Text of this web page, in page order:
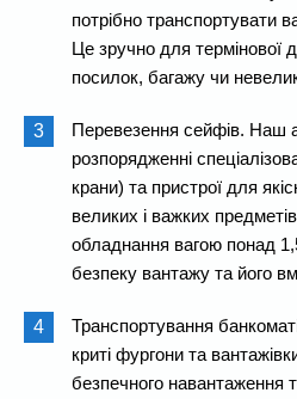
потрібно транспортувати
Це зручно для термінової
посилок, багажу чи
Перевезення сейфів. Наш
розпорядженні
крани) та пристрої для
великих і важких
обладнання вагою понад
безпеку вантажу та його
Транспортування
криті фургони та
безпечного навантаження